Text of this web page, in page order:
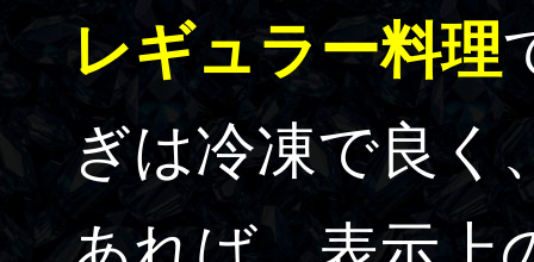
レギュラー料理
ぎは冷凍で良く